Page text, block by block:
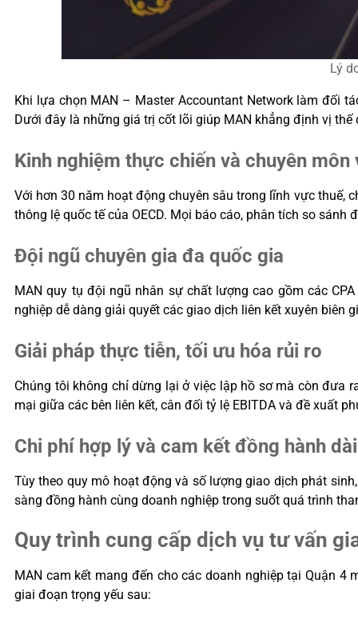
Lý
Khi lựa chọn MAN – Master Accountant Network làm đối
Dưới đây là những giá trị cốt lõi giúp MAN khẳng định vị thế
Kinh nghiệm thực chiến và chuyên môn
Với hơn 30 năm hoạt động chuyên sâu trong lĩnh vực thuế,
thông lệ quốc tế của OECD. Mọi báo cáo, phân tích so
Đội ngũ chuyên gia đa quốc gia
MAN quy tụ đội ngũ nhân sự chất lượng cao gồm các
nghiệp dễ dàng giải quyết các giao dịch liên kết xuyên
Giải pháp thực tiễn, tối ưu hóa rủi ro
Chúng tôi không chỉ dừng lại ở việc lập hồ sơ mà còn đưa
mại giữa các bên liên kết, cân đối tỷ lệ EBITDA và đề xuất
Chi phí hợp lý và cam kết đồng hành
Tùy theo quy mô hoạt động và số lượng giao dịch phát
sàng đồng hành cùng doanh nghiệp trong suốt quá trình
Quy trình cung cấp dịch vụ tư vấn
MAN cam kết mang đến cho các doanh nghiệp tại Quận
giai đoạn trọng yếu sau: